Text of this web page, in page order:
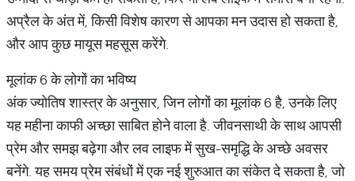
अप्रैल के अंत में, किसी विशेष कारण से आपका मन उदास हो सकता है,
और आप कुछ मायूस महसूस करेंगे.
मूलांक 6 के लोगों का भविष्य
अंक ज्योतिष शास्त्र के अनुसार, जिन लोगों का मूलांक 6 है, उनके लिए
यह महीना काफी अच्छा साबित होने वाला है. जीवनसाथी के साथ आपसी
प्रेम और समझ बढ़ेगा और लव लाइफ में सुख-समृद्धि के अच्छे अवसर
बनेंगे. यह समय प्रेम संबंधों में एक नई शुरुआत का संकेत दे सकता है, जो